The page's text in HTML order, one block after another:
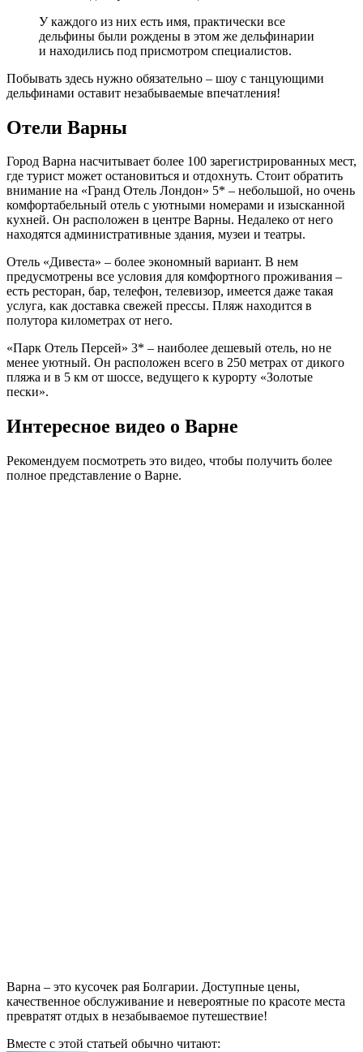
У каждого из них есть имя, практически все
дельфины были рождены в этом же дельфинарии
и находились под присмотром специалистов.
Побывать здесь нужно обязательно – шоу с танцующими
дельфинами оставит незабываемые впечатления!
Отели Варны
Город Варна насчитывает более 100 зарегистрированных мест,
где турист может остановиться и отдохнуть. Стоит обратить
внимание на «Гранд Отель Лондон» 5* – небольшой, но очень
комфортабельный отель с уютными номерами и изысканной
кухней. Он расположен в центре Варны. Недалеко от него
находятся административные здания, музеи и театры.
Отель «Дивеста» – более экономный вариант. В нем
предусмотрены все условия для комфортного проживания –
есть ресторан, бар, телефон, телевизор, имеется даже такая
услуга, как доставка свежей прессы. Пляж находится в
полутора километрах от него.
«Парк Отель Персей» 3* – наиболее дешевый отель, но не
менее уютный. Он расположен всего в 250 метрах от дикого
пляжа и в 5 км от шоссе, ведущего к курорту «Золотые
пески».
Интересное видео о Варне
Рекомендуем посмотреть это видео, чтобы получить более
полное представление о Варне.
Варна – это кусочек рая Болгарии. Доступные цены,
качественное обслуживание и невероятные по красоте места
превратят отдых в незабываемое путешествие!
Вместе с этой статьей обычно читают: